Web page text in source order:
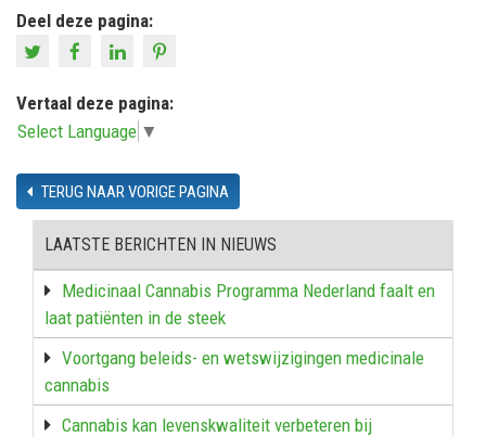
Deel deze pagina:
Vertaal deze pagina:
Select Language ▼
TERUG NAAR VORIGE PAGINA
LAATSTE BERICHTEN IN NIEUWS
Medicinaal Cannabis Programma Nederland faalt en
laat patiënten in de steek
Voortgang beleids- en wetswijzigingen medicinale
cannabis
Cannabis kan levenskwaliteit verbeteren bij